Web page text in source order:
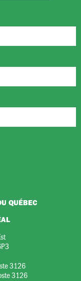
QUÉBEC
3126
3126